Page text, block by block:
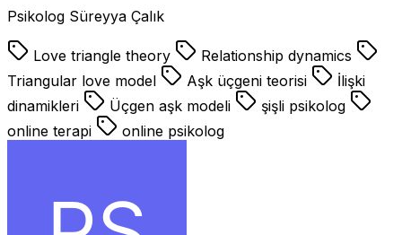
Psikolog Süreyya Çalık
Love triangle theory
Relationship dynamics
Triangular love model
Aşk üçgeni teorisi
İlişki
dinamikleri
Üçgen aşk modeli
şişli psikolog
online terapi
online psikolog